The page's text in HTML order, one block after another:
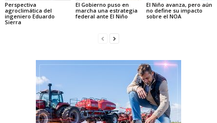
Perspectiva
agroclimática del
ingeniero Eduardo
Sierra
El Gobierno puso en
marcha una estrategia
federal ante El Niño
El Niño avanza, pero aún
no define su impacto
sobre el NOA